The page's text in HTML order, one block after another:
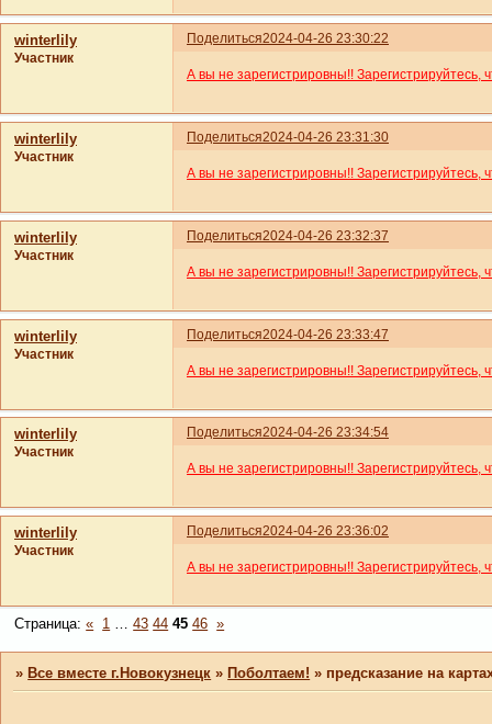
Поделиться2024-04-26 23:30:22
winterlily
Участник
А вы не зарегистрировны!! Зарегистрируйтесь,
Поделиться2024-04-26 23:31:30
winterlily
Участник
А вы не зарегистрировны!! Зарегистрируйтесь,
Поделиться2024-04-26 23:32:37
winterlily
Участник
А вы не зарегистрировны!! Зарегистрируйтесь,
Поделиться2024-04-26 23:33:47
winterlily
Участник
А вы не зарегистрировны!! Зарегистрируйтесь,
Поделиться2024-04-26 23:34:54
winterlily
Участник
А вы не зарегистрировны!! Зарегистрируйтесь,
Поделиться2024-04-26 23:36:02
winterlily
Участник
А вы не зарегистрировны!! Зарегистрируйтесь,
Страница:« 1 43 44 45 46 »
»Все вместе г.Новокузнецк »Поболтаем! » предсказание на